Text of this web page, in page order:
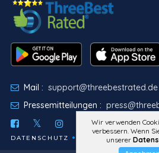
Mail : support@threebestrated.de
Pressemitteilungen :
DATENSCHUTZ ALLGEMEINE
Wir verwenden
verbessern. Wenn
unserer